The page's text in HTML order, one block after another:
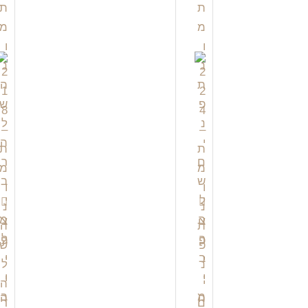
צ
פ
י
י
ה
צ
פ
י
י
ה